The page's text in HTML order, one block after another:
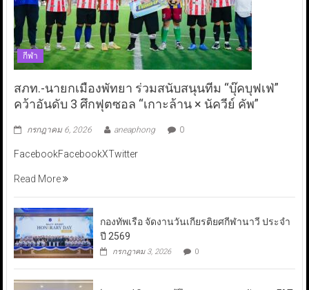
กีฬา
สภท.-นายกเมืองพัทยา ร่วมสนับสนุนทีม “บุ๊คบุฟเฟ่”
คว้าอันดับ 3 ศึกฟุตซอล “เกาะล้าน × นัควีย์ คัพ”
กรกฎาคม 6, 2026 aneaphong 0
FacebookFacebookXTwitter
Read More
กองทัพเรือ จัดงานวันเกียรติยศกีฬานาวี ประจำ
ปี 2569
กรกฎาคม 3, 2026 0